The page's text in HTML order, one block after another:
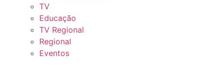
TV
Educação
TV Regional
Regional
Eventos